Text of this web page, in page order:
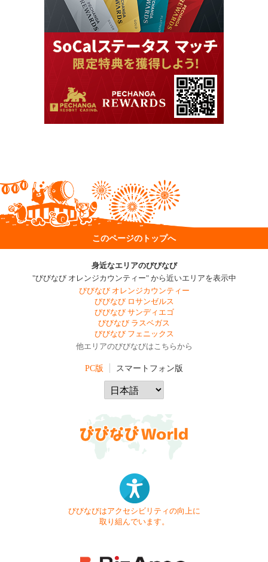
このページのトップへ
身近なエリアのびびなび
"びびなび オレンジカウンティー" から近いエリアを表示中
びびなび オレンジカウンティー
びびなび ロサンゼルス
びびなび サンディエゴ
びびなび ラスベガス
びびなび フェニックス
他エリアのびびなびはこちらから
PC版 スマートフォン版
びびなびはアクセシビリティの向上に
取り組んでいます。